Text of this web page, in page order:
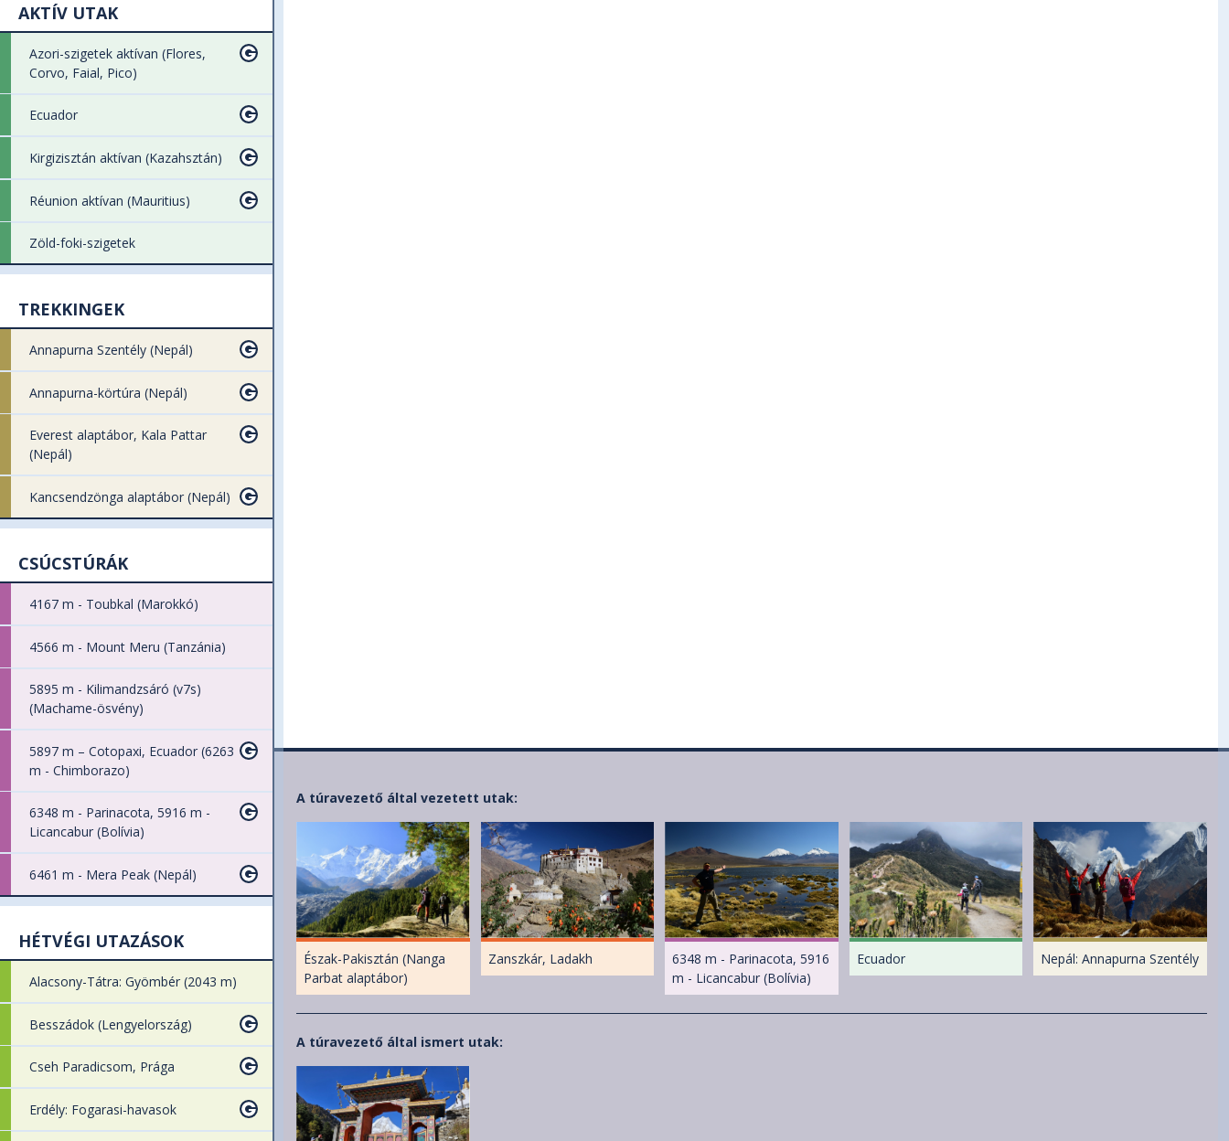
AKTÍV UTAK
Azori-szigetek aktívan (Flores,
Corvo, Faial, Pico)
Ecuador
Kirgizisztán aktívan (Kazahsztán)
Réunion aktívan (Mauritius)
Zöld-foki-szigetek
TREKKINGEK
Annapurna Szentély (Nepál)
Annapurna-körtúra (Nepál)
Everest alaptábor, Kala Pattar
(Nepál)
Kancsendzönga alaptábor (Nepál)
CSÚCSTÚRÁK
4167 m - Toubkal (Marokkó)
4566 m - Mount Meru (Tanzánia)
5895 m - Kilimandzsáró (v7s)
(Machame-ösvény)
5897 m – Cotopaxi, Ecuador (6263
m - Chimborazo)
6348 m - Parinacota, 5916 m -
Licancabur (Bolívia)
6461 m - Mera Peak (Nepál)
HÉTVÉGI UTAZÁSOK
Alacsony-Tátra: Gyömbér (2043 m)
Besszádok (Lengyelország)
Cseh Paradicsom, Prága
Erdély: Fogarasi-havasok
A túravezető által vezetett utak:
Észak-Pakisztán (Nanga
Parbat alaptábor)
Zanszkár, Ladakh
6348 m - Parinacota, 5916
m - Licancabur (Bolívia)
Ecuador Nepál: Annapurna Szentély
A túravezető által ismert utak: